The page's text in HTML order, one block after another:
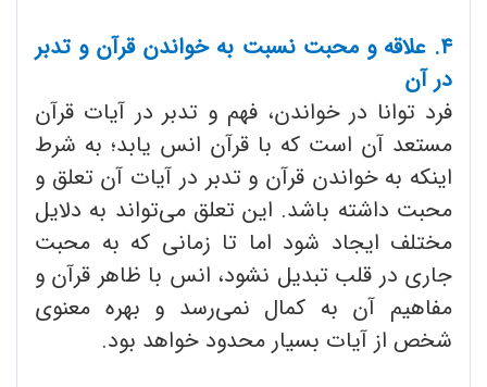
۴. علاقه و محبت نسبت به خواندن قرآن و تدبر
در آن
فرد توانا در خواندن، فهم و تدبر در آیات قرآن
مستعد آن است که با قرآن انس یابد؛ به شرط
اینکه به خواندن قرآن و تدبر در آیات آن تعلق و
محبت داشته باشد. این تعلق می‌تواند به دلایل
مختلف ایجاد شود اما تا زمانی که به محبت
جاری در قلب تبدیل نشود، انس با ظاهر قرآن و
مفاهیم آن به کمال نمی‌رسد و بهره معنوی
شخص از آیات بسیار محدود خواهد بود.